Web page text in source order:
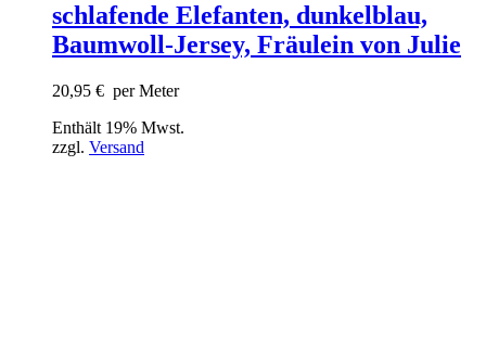
schlafende Elefanten, dunkelblau,
Baumwoll-Jersey, Fräulein von Julie
20,95 € per Meter
Enthält 19% Mwst.
zzgl. Versand